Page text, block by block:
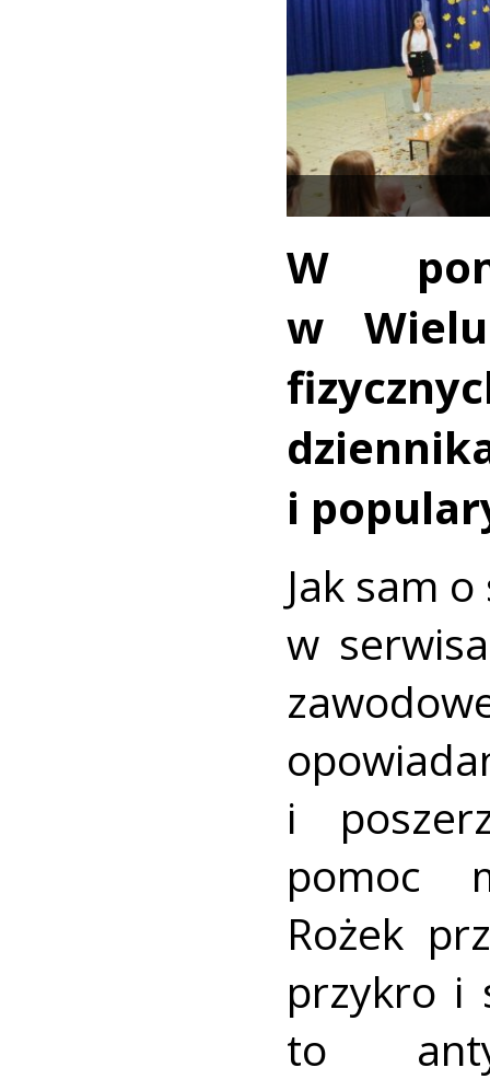
W
w
i
Jak sam
w
i
pomoc
Rożek
przykro i
to